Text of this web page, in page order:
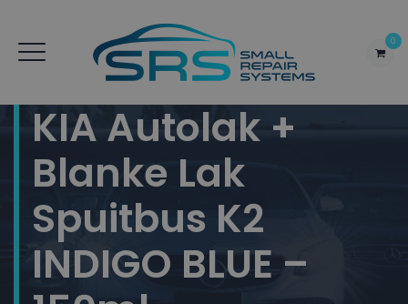
0
KIA Autolak +
Blanke Lak
Spuitbus K2
INDIGO BLUE –